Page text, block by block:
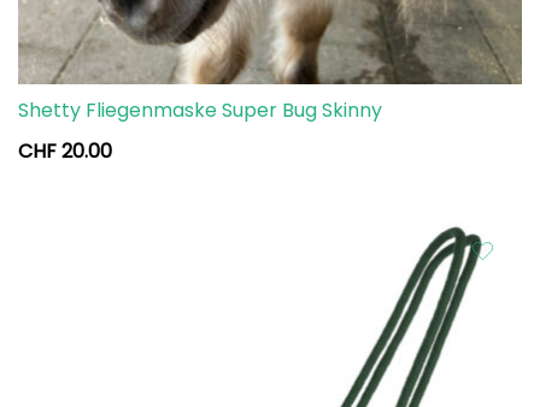
Shetty Fliegenmaske Super Bug Skinny
CHF20.00